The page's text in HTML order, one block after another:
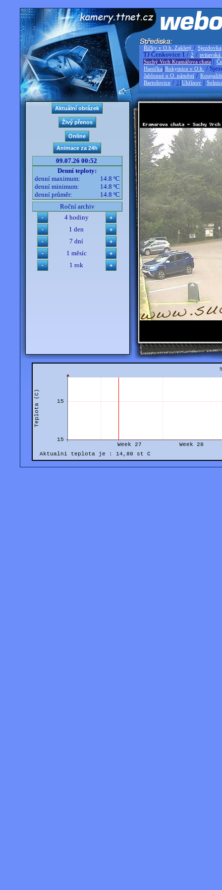
Říčky v O.h. Zakletý / Sjezdovka
TJ Čenkovice 1 / 2 / svitavská
Suchý Vrch Kramářova chata |
Hanička |Rokytnice v O.h. /
Jablonné n O. náměstí /
Bartošovice / 2 |Uhřínov |
09.07.26 00:52
Denní teploty:
denní maximum:
14.8 ºC
denní minimum:
14.8 ºC
denní průměr:
14.8 ºC
Roční archiv
4 hodiny
1 den
7 dní
1 měsíc
1 rok